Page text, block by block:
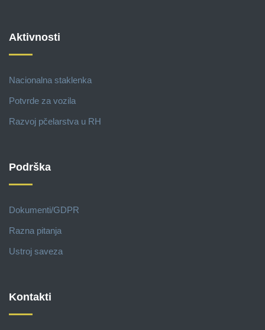
Aktivnosti
Nacionalna staklenka
Potvrde za vozila
Razvoj pčelarstva u RH
Podrška
Dokumenti/GDPR
Razna pitanja
Ustroj saveza
Kontakti